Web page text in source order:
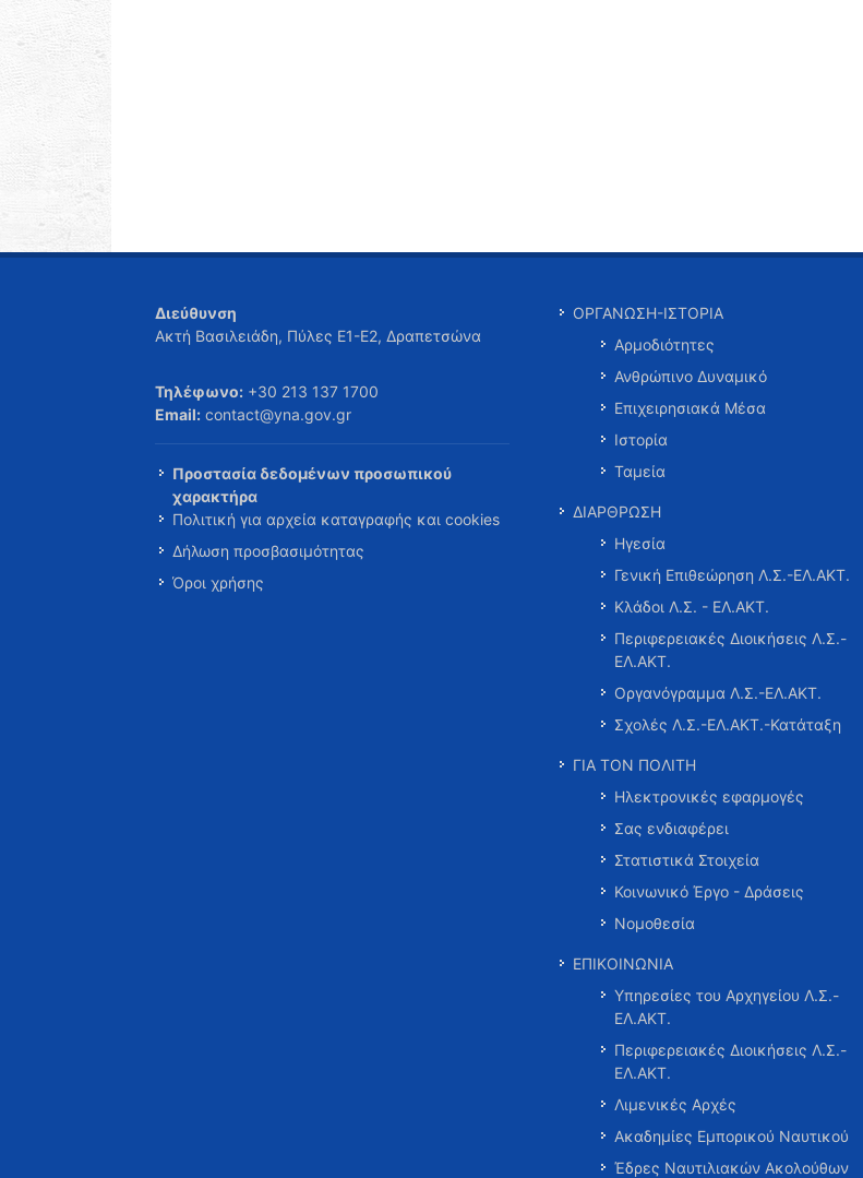
Διεύθυνση
Ακτή Βασιλειάδη, Πύλες Ε1-Ε2, Δραπετσώνα
Τηλέφωνο: +30 213 137 1700
Email: contact@yna.gov.gr
Προστασία δεδομένων προσωπικού
χαρακτήρα
Πολιτική για αρχεία καταγραφής και cookies
Δήλωση προσβασιμότητας
Όροι χρήσης
ΟΡΓΑΝΩΣΗ-ΙΣΤΟΡΙΑ
Αρμοδιότητες
Ανθρώπινο Δυναμικό
Επιχειρησιακά Μέσα
Ιστορία
Ταμεία
ΔΙΑΡΘΡΩΣΗ
Ηγεσία
Γενική Επιθεώρηση Λ.Σ.-ΕΛ.ΑΚΤ.
Κλάδοι Λ.Σ. - ΕΛ.ΑΚΤ.
Περιφερειακές Διοικήσεις Λ.Σ.-
ΕΛ.ΑΚΤ.
Οργανόγραμμα Λ.Σ.-ΕΛ.ΑΚΤ.
Σχολές Λ.Σ.-ΕΛ.ΑΚΤ.-Κατάταξη
ΓΙΑ ΤΟΝ ΠΟΛΙΤΗ
Ηλεκτρονικές εφαρμογές
Σας ενδιαφέρει
Στατιστικά Στοιχεία
Κοινωνικό Έργο - Δράσεις
Νομοθεσία
ΕΠΙΚΟΙΝΩΝΙΑ
Υπηρεσίες του Αρχηγείου Λ.Σ.-
ΕΛ.ΑΚΤ.
Περιφερειακές Διοικήσεις Λ.Σ.-
ΕΛ.ΑΚΤ.
Λιμενικές Αρχές
Ακαδημίες Εμπορικού Ναυτικού
Έδρες Ναυτιλιακών Ακολούθων